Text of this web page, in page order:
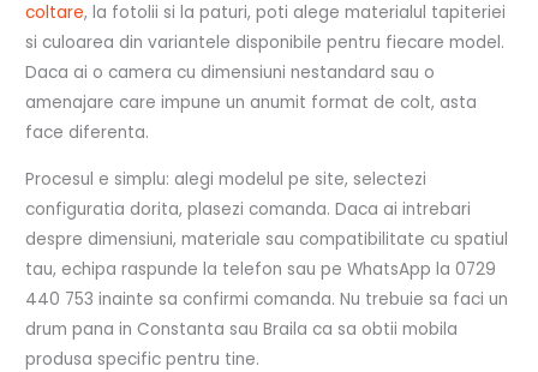
coltare, la fotolii si la paturi, poti alege materialul tapiteriei
si culoarea din variantele disponibile pentru fiecare model.
Daca ai o camera cu dimensiuni nestandard sau o
amenajare care impune un anumit format de colt, asta
face diferenta.
Procesul e simplu: alegi modelul pe site, selectezi
configuratia dorita, plasezi comanda. Daca ai intrebari
despre dimensiuni, materiale sau compatibilitate cu spatiul
tau, echipa raspunde la telefon sau pe WhatsApp la 0729
440 753 inainte sa confirmi comanda. Nu trebuie sa faci un
drum pana in Constanta sau Braila ca sa obtii mobila
produsa specific pentru tine.